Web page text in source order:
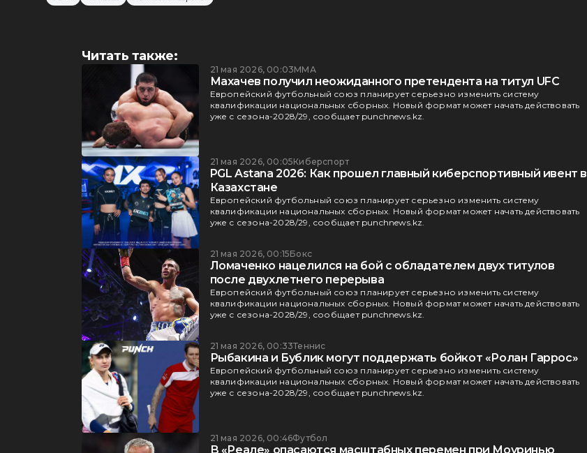
Читать также:
21 мая 2026, 00:03ММА
Махачев получил неожиданного претендента на титул UFC
Европейский футбольный союз планирует серьезно изменить систему
квалификации национальных сборных. Новый формат может начать действовать
уже с сезона-2028/29, сообщает punchnews.kz.
21 мая 2026, 00:05Киберспорт
PGL Astana 2026: Как прошел главный киберспортивный ивент в
Казахстане
Европейский футбольный союз планирует серьезно изменить систему
квалификации национальных сборных. Новый формат может начать действовать
уже с сезона-2028/29, сообщает punchnews.kz.
21 мая 2026, 00:15Бокс
Ломаченко нацелился на бой с обладателем двух титулов
после двухлетнего перерыва
Европейский футбольный союз планирует серьезно изменить систему
квалификации национальных сборных. Новый формат может начать действовать
уже с сезона-2028/29, сообщает punchnews.kz.
21 мая 2026, 00:33Теннис
Рыбакина и Бублик могут поддержать бойкот «Ролан Гаррос»
Европейский футбольный союз планирует серьезно изменить систему
квалификации национальных сборных. Новый формат может начать действовать
уже с сезона-2028/29, сообщает punchnews.kz.
21 мая 2026, 00:46Футбол
В «Реале» опасаются масштабных перемен при Моуринью